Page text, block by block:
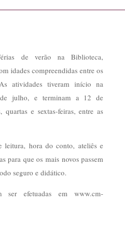
de verão na Biblioteca,
idades compreendidas entre os
atividades tiveram início na
julho, e terminam a 12 de
quartas e sextas-feiras, entre as
leitura, hora do conto, ateliês e
para que os mais novos passem
seguro e didático.
ser efetuadas em www.cm-